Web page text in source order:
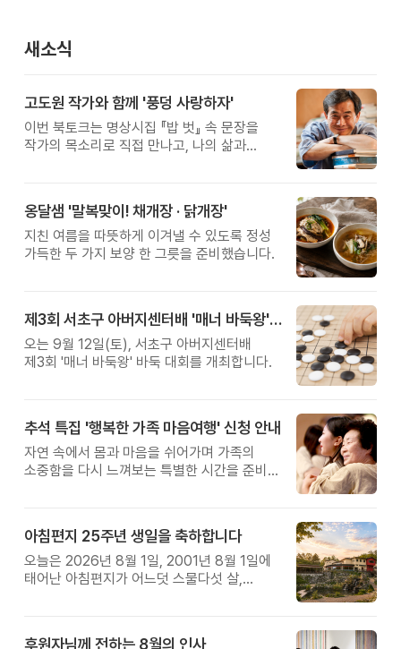
새소식
고도원 작가와 함께 '풍덩 사랑하자'
이번 북토크는 명상시집 『밥 벗』 속 문장을
작가의 목소리로 직접 만나고, 나의 삶과
옹달샘 '말복맞이! 채개장 · 닭개장'
지친 여름을 따뜻하게 이겨낼 수 있도록 정성
가득한 두 가지 보양 한 그릇을 준비했습니다.
제3회 서초구 아버지센터배 '매너 바둑왕' 대회
오는 9월 12일(토), 서초구 아버지센터배
제3회 '매너 바둑왕' 바둑 대회를 개최합니다.
추석 특집 '행복한 가족 마음여행' 신청 안내
자연 속에서 몸과 마음을 쉬어가며 가족의
소중함을 다시 느껴보는 특별한 시간을 준비해
아침편지 25주년 생일을 축하합니다
오늘은 2026년 8월 1일, 2001년 8월 1일에
태어난 아침편지가 어느덧 스물다섯 살,
후원자님께 전하는 8월의 인사